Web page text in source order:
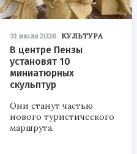
31 июля 2026 КУЛЬТУРА
В центре Пензы
установят 10
миниатюрных
скульптур
Они станут частью
нового туристического
маршрута.